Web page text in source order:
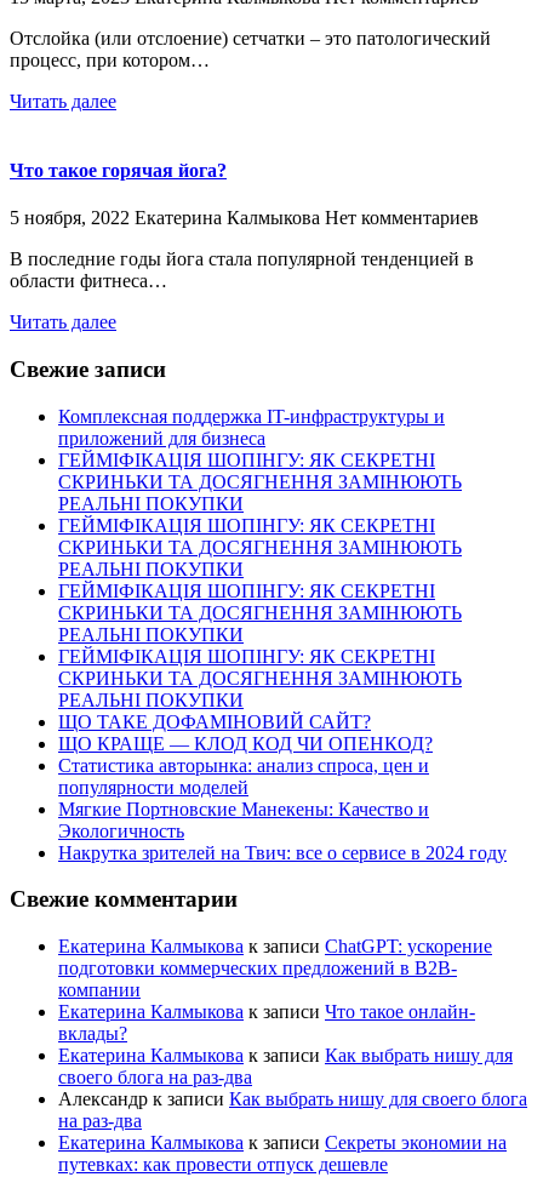
Отслойка (или отслоение) сетчатки – это патологический
процесс, при котором…
Читать далее
Что такое горячая йога?
5 ноября, 2022 Екатерина Калмыкова Нет комментариев
В последние годы йога стала популярной тенденцией в
области фитнеса…
Читать далее
Свежие записи
Комплексная поддержка IT-инфраструктуры и
приложений для бизнеса
ГЕЙМІФІКАЦІЯ ШОПІНГУ: ЯК СЕКРЕТНІ
СКРИНЬКИ ТА ДОСЯГНЕННЯ ЗАМІНЮЮТЬ
РЕАЛЬНІ ПОКУПКИ
ГЕЙМІФІКАЦІЯ ШОПІНГУ: ЯК СЕКРЕТНІ
СКРИНЬКИ ТА ДОСЯГНЕННЯ ЗАМІНЮЮТЬ
РЕАЛЬНІ ПОКУПКИ
ГЕЙМІФІКАЦІЯ ШОПІНГУ: ЯК СЕКРЕТНІ
СКРИНЬКИ ТА ДОСЯГНЕННЯ ЗАМІНЮЮТЬ
РЕАЛЬНІ ПОКУПКИ
ГЕЙМІФІКАЦІЯ ШОПІНГУ: ЯК СЕКРЕТНІ
СКРИНЬКИ ТА ДОСЯГНЕННЯ ЗАМІНЮЮТЬ
РЕАЛЬНІ ПОКУПКИ
ЩО ТАКЕ ДОФАМІНОВИЙ САЙТ?
ЩО КРАЩЕ — КЛОД КОД ЧИ ОПЕНКОД?
Статистика авторынка: анализ спроса, цен и
популярности моделей
Мягкие Портновские Манекены: Качество и
Экологичность
Накрутка зрителей на Твич: все о сервисе в 2024 году
Свежие комментарии
Екатерина Калмыкова к записи ChatGPT: ускорение
подготовки коммерческих предложений в B2B-
компании
Екатерина Калмыкова к записи Что такое онлайн-
вклады?
Екатерина Калмыкова к записи Как выбрать нишу для
своего блога на раз-два
Александр к записи Как выбрать нишу для своего блога
на раз-два
Екатерина Калмыкова к записи Секреты экономии на
путевках: как провести отпуск дешевле